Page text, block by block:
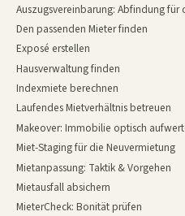
Auszugsvereinbarung: Abfindung für
Den passenden Mieter finden
Exposé erstellen
Hausverwaltung finden
Indexmiete berechnen
Laufendes Mietverhältnis betreuen
Makeover: Immobilie optisch
Miet-Staging für die Neuvermietung
Mietanpassung: Taktik & Vorgehen
Mietausfall absichern
MieterCheck: Bonität prüfen